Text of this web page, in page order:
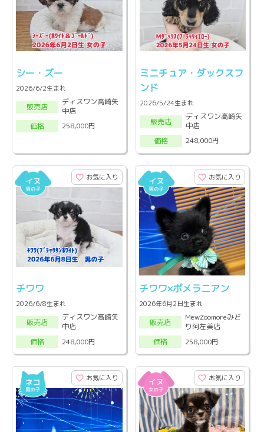
シー・ズー
2026/6/2生まれ
販売店
ディスワン高崎矢
中店
価格
258,000円
ミニチュア・ダックスフ
ンド
2026/5/24生まれ
販売店
ディスワン高崎矢
中店
価格
248,000円
お気に入り
チワワ
2026/6/8生まれ
販売店
ディスワン高崎矢
中店
価格
248,000円
お気に入り
チワワ×ポメラニアン
2026年6月2日生まれ
販売店
MewZoomoreみど
り阿左美店
価格
258,000円
お気に入り お気に入り